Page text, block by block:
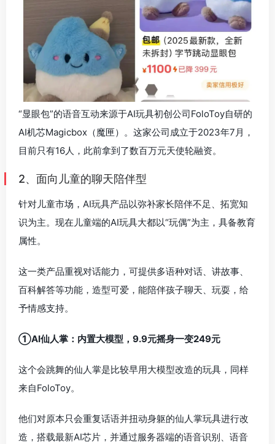
“显眼包”的语音互动来源于AI玩具初创公司FoloToy自研的
AI机芯Magicbox（魔匣）。这家公司成立于2023年7月，
目前只有16人，此前拿到了数百万元天使轮融资。
2、面向儿童的聊天陪伴型
针对儿童市场，AI玩具产品以弥补家长陪伴不足、拓宽知
识为主。现在儿童端的AI玩具大都以“玩偶”为主，具备教育
属性。
这一类产品重视对话能力，可提供多语种对话、讲故事、
百科解答等功能，造型可爱，能陪伴孩子聊天、玩耍，给
予情感支持。
①AI仙人掌：内置大模型，9.9元摇身一变249元
这个会跳舞的仙人掌是比较早用大模型改造的玩具，同样
来自FoloToy。
他们对原本只会重复话语并扭动身躯的仙人掌玩具进行改
造，搭载最新AI芯片，并通过服务器端的语音识别、语音